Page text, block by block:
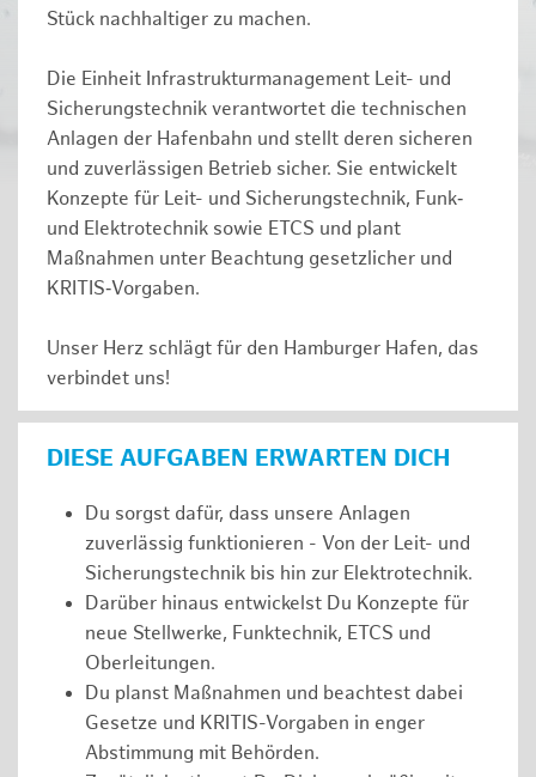
Stück nachhaltiger zu machen.
Die Einheit Infrastrukturmanagement Leit- und
Sicherungstechnik verantwortet die technischen
Anlagen der Hafenbahn und stellt deren sicheren
und zuverlässigen Betrieb sicher. Sie entwickelt
Konzepte für Leit- und Sicherungstechnik, Funk‑
und Elektrotechnik sowie ETCS und plant
Maßnahmen unter Beachtung gesetzlicher und
KRITIS‑Vorgaben.
Unser Herz schlägt für den Hamburger Hafen, das
verbindet uns!
DIESE AUFGABEN ERWARTEN DICH
Du sorgst dafür, dass unsere Anlagen
zuverlässig funktionieren - Von der Leit- und
Sicherungstechnik bis hin zur Elektrotechnik.
Darüber hinaus entwickelst Du Konzepte für
neue Stellwerke, Funktechnik, ETCS und
Oberleitungen.
Du planst Maßnahmen und beachtest dabei
Gesetze und KRITIS-Vorgaben in enger
Abstimmung mit Behörden.